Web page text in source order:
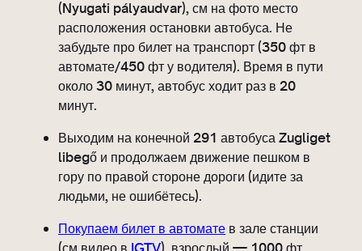
(Nyugati pályaudvar), см на фото место
расположения остановки автобуса. Не
забудьте про билет на транспорт (350 фт в
автомате/450 фт у водителя). Время в пути
около 30 минут, автобус ходит раз в 20
минут.
Выходим на конечной 291 автобуса Zugliget
libegő и продолжаем движение пешком в
гору по правой стороне дороги (идите за
людьми, не ошибётесь).
Покупаем билет в автомате в зале станции
(см видео в IGTV), взрослый — 1000 фт